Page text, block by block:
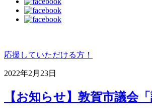
応援していただける方！
2022年2月23日
【お知らせ】敦賀市議